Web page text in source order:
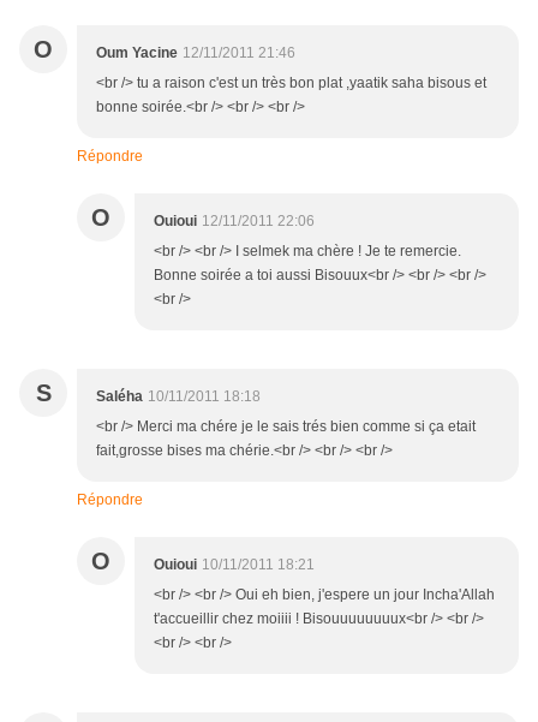
O Oum Yacine 12/11/2011 21:46
<br /> tu a raison c'est un très bon plat ,yaatik saha bisous et
bonne soirée.<br /> <br /> <br />
Répondre
O Ouioui 12/11/2011 22:06
<br /> <br /> I selmek ma chère ! Je te remercie.
Bonne soirée a toi aussi Bisouux<br /> <br /> <br />
<br />
S Saléha 10/11/2011 18:18
<br /> Merci ma chére je le sais trés bien comme si ça etait
fait,grosse bises ma chérie.<br /> <br /> <br />
Répondre
O Ouioui 10/11/2011 18:21
<br /> <br /> Oui eh bien, j'espere un jour Incha'Allah
t'accueillir chez moiiii ! Bisouuuuuuuux<br /> <br />
<br /> <br />